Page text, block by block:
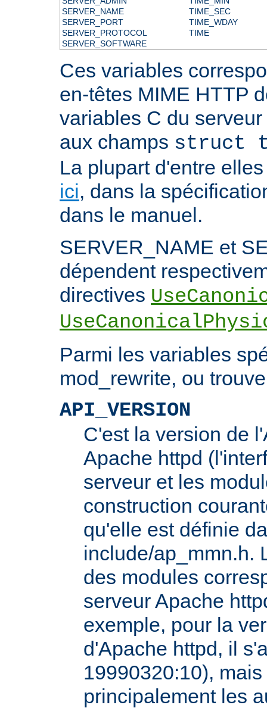
SERVER_NAME
SERVER_PORT
SERVER_PROTOCOL
SERVER_SOFTWARE
TIME_SEC
TIME_WDAY
TIME
Ces variables
en-têtes MIME HTTP
variables C du
aux champs struct
La plupart d'entre
ici, dans la
dans le manuel.
SERVER_NAME et
dépendent
directives
Parmi les variables
mod_rewrite, ou
API_VERSION
C'est la version de
Apache httpd
serveur et les
construction
qu'elle est définie
include/ap_mmn.h.
des modules
serveur Apache
exemple, pour la
d'Apache httpd, il
19990320:10),
principalement les